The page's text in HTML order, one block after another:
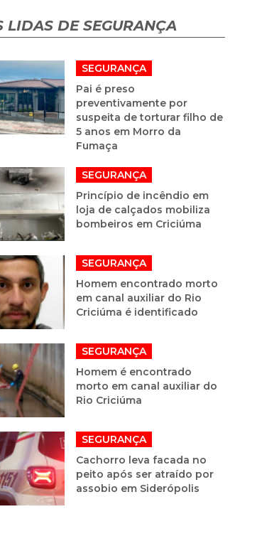
LIDAS DE SEGURANÇA
SEGURANÇA
Pai é preso
preventivamente por
suspeita de torturar filho de
5 anos em Morro da
Fumaça
SEGURANÇA
Princípio de incêndio em
loja de calçados mobiliza
bombeiros em Criciúma
SEGURANÇA
Homem encontrado morto
em canal auxiliar do Rio
Criciúma é identificado
SEGURANÇA
Homem é encontrado
morto em canal auxiliar do
Rio Criciúma
SEGURANÇA
Cachorro leva facada no
peito após ser atraído por
assobio em Siderópolis